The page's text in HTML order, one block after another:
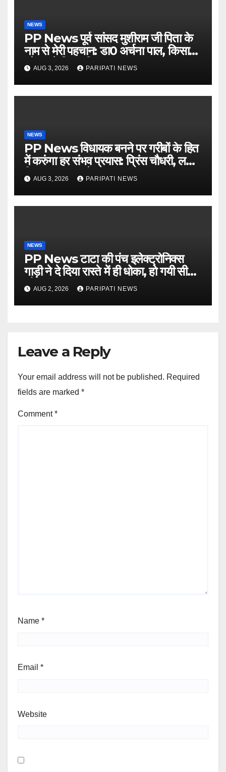
NEWS
PP News पूर्व सांसद मुशीराम जी पिता के
नाम से मेरी पहचान: डा0 अर्चना पाल, किसान
चौपाल में दिया परिचय
AUG 3, 2026 PARIPATI NEWS
NEWS
PP News विधायक बनने पर गरीबों के हित
में करुंगा हर संभव प्रयास: प्रिंस चौधरी, लगाई
किसान मजदूर चौपाल
AUG 3, 2026 PARIPATI NEWS
NEWS
PP News टाटा की पंच इलेक्ट्रोनिक्स
गाड़ी ने दे दिया रास्ते में ही धोका, हो गयी सीज,
जो सब बताया झूठ
AUG 2, 2026 PARIPATI NEWS
Leave a Reply
Your email address will not be published. Required
fields are marked *
Comment*
Name *
Email *
Website